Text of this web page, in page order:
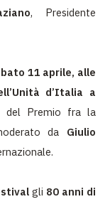
, Presidente
11 aprile, alle
d’Italia a
del Premio fra la
da Giulio
gli 80 anni di